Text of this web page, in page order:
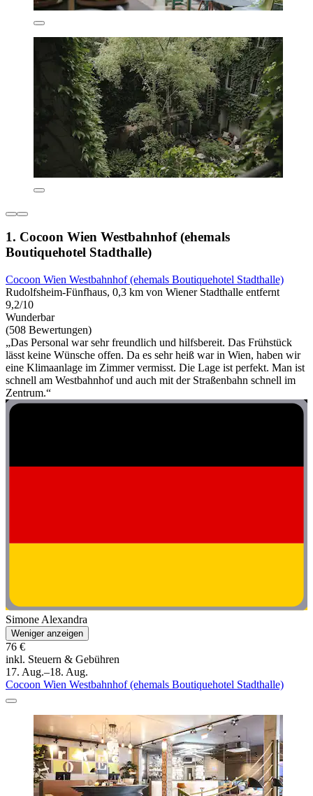
1. Cocoon Wien Westbahnhof (ehemals
Boutiquehotel Stadthalle)
Cocoon Wien Westbahnhof (ehemals Boutiquehotel Stadthalle)
Rudolfsheim-Fünfhaus, 0,3 km von Wiener Stadthalle entfernt
9,2/10
Wunderbar
(508 Bewertungen)
„Das Personal war sehr freundlich und hilfsbereit. Das Frühstück
lässt keine Wünsche offen. Da es sehr heiß war in Wien, haben wir
eine Klimaanlage im Zimmer vermisst. Die Lage ist perfekt. Man ist
schnell am Westbahnhof und auch mit der Straßenbahn schnell im
Zentrum.“
Simone Alexandra
Weniger anzeigen
76 €
inkl. Steuern & Gebühren
17. Aug.–18. Aug.
Cocoon Wien Westbahnhof (ehemals Boutiquehotel Stadthalle)